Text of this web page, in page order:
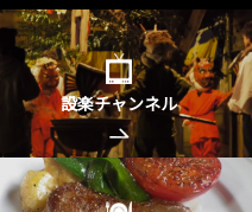
設楽チャンネル